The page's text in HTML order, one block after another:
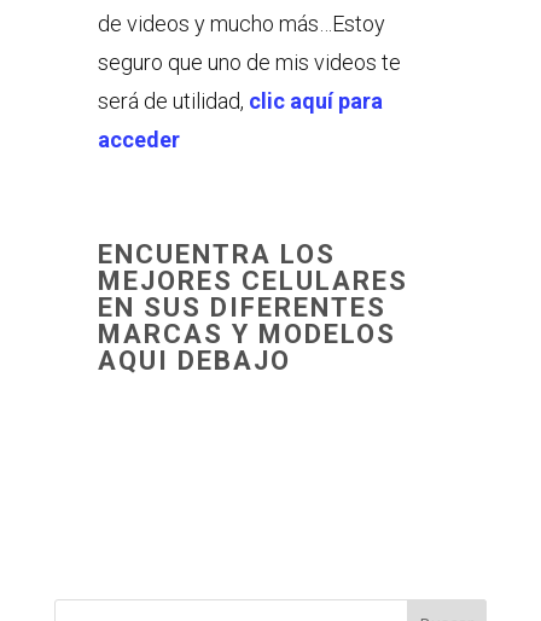
de videos y mucho más…Estoy
seguro que uno de mis videos te
será de utilidad, clic aquí para
acceder
ENCUENTRA LOS
MEJORES CELULARES
EN SUS DIFERENTES
MARCAS Y MODELOS
AQUI DEBAJO